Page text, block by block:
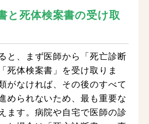
と死体検案書の受け取
と、まず医師から「死亡診断
死体検案書」を受け取りま
がなければ、その後のすべて
められないため、最も重要な
ます。病院や自宅で医師の診